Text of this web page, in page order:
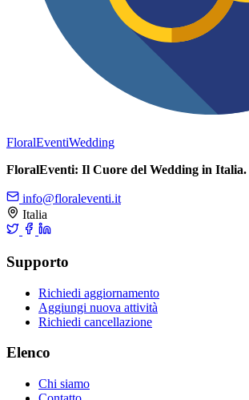
FloralEventiWedding
FloralEventi: Il Cuore del Wedding in Italia.
info@floraleventi.it
Italia
Supporto
Richiedi aggiornamento
Aggiungi nuova attività
Richiedi cancellazione
Elenco
Chi siamo